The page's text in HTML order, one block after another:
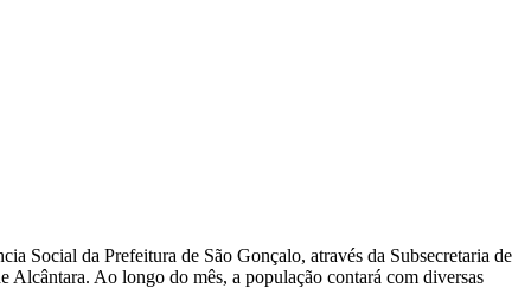
Social da Prefeitura de São Gonçalo, através da Subsecretaria de
Alcântara. Ao longo do mês, a população contará com diversas